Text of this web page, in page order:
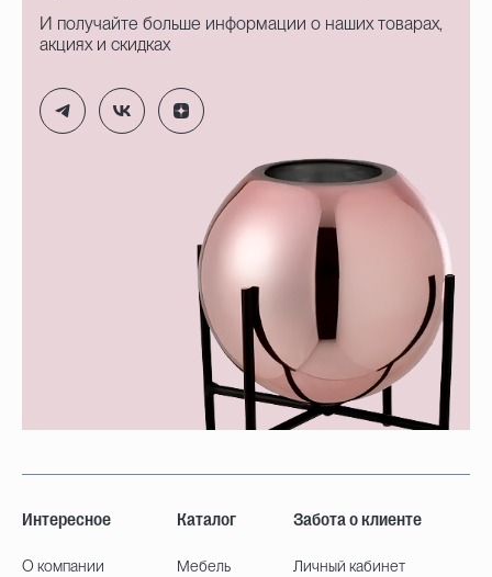
И получайте больше информации о наших товарах,
акциях и скидках
Интересное
О компании
Каталог
Мебель
Забота о клиенте
Личный кабинет